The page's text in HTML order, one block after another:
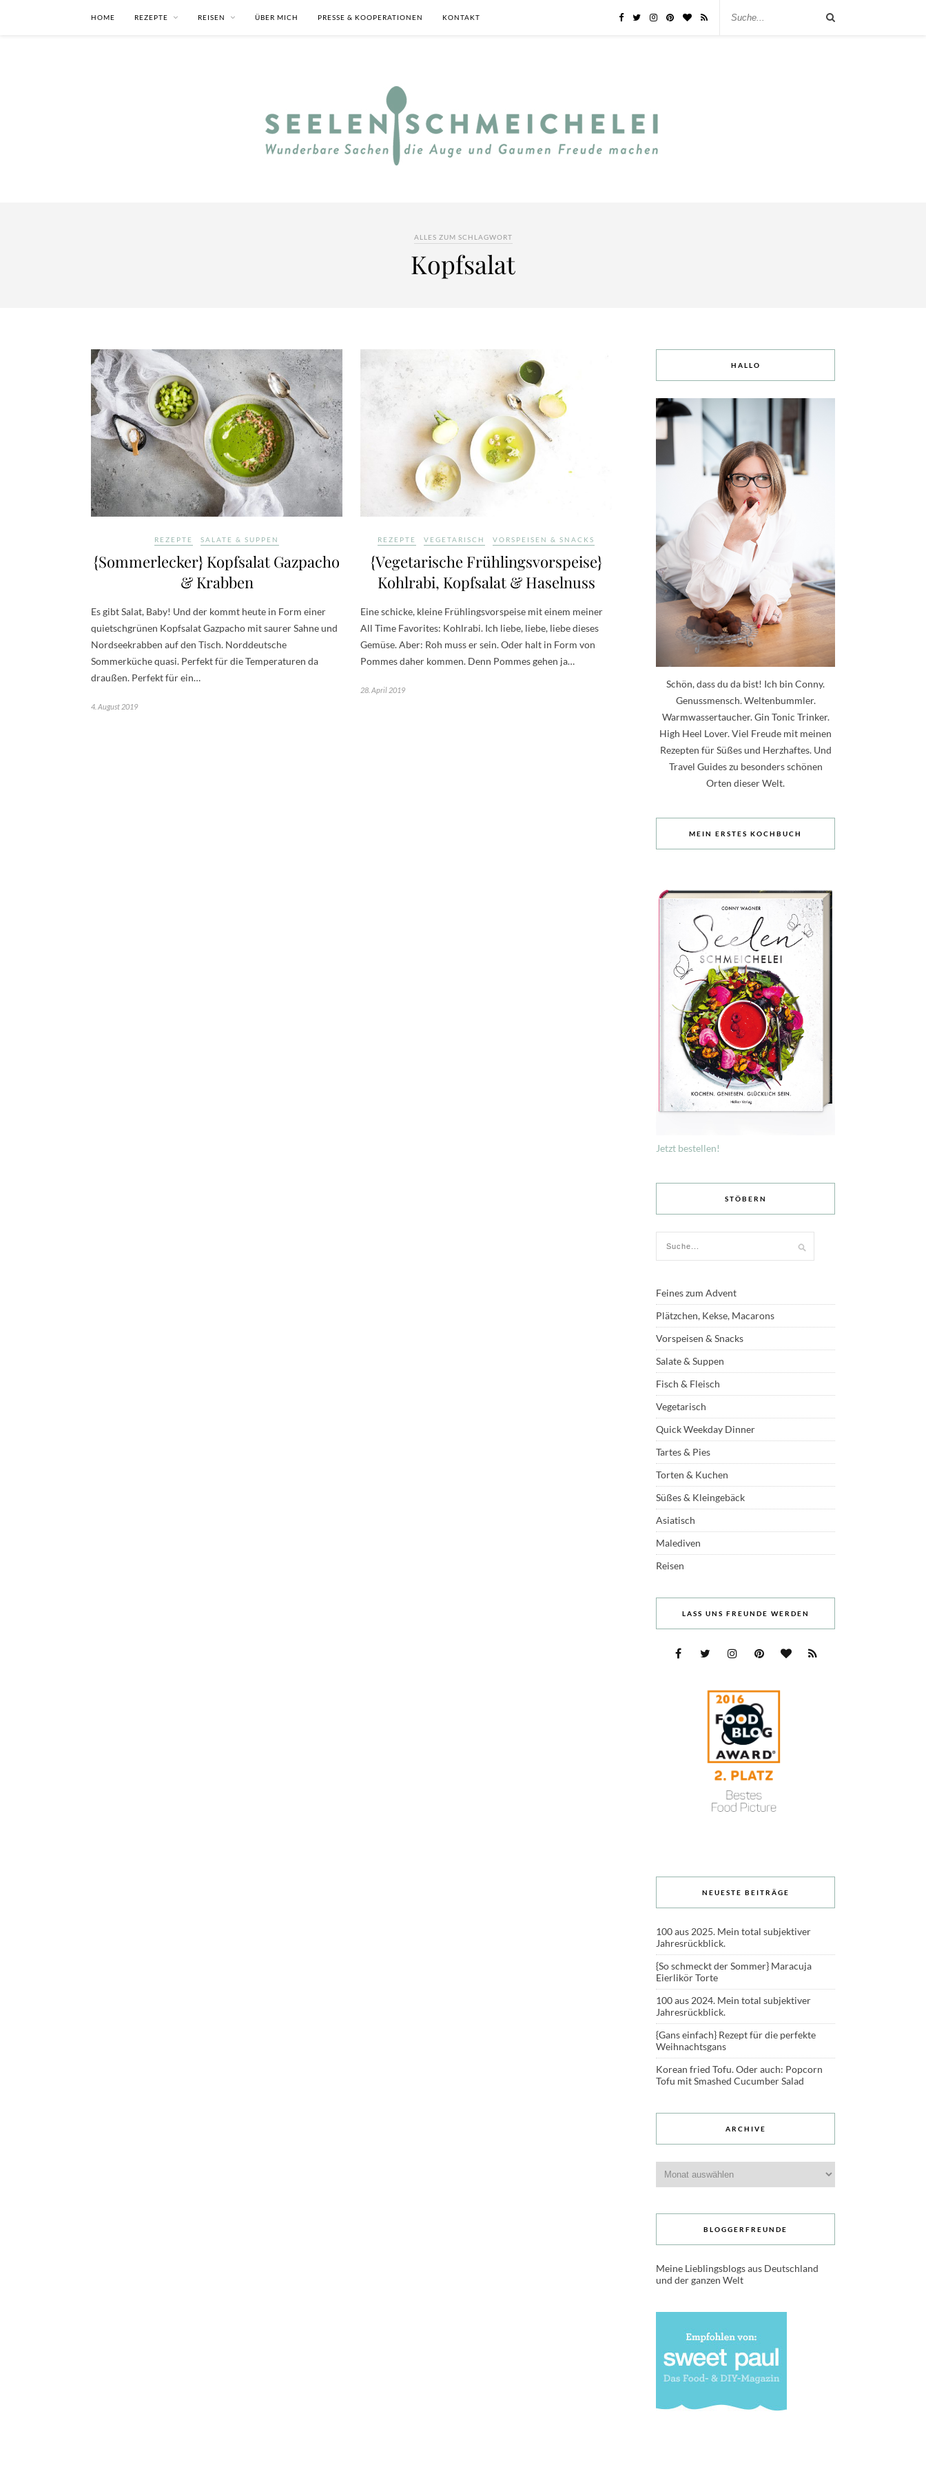
HOME REZEPTE REISEN ÜBER MICH PRESSE & KOOPERATIONEN KONTAKT
ALLES ZUM SCHLAGWORT
Kopfsalat
REZEPTE SALATE & SUPPEN
{Sommerlecker} Kopfsalat Gazpacho
& Krabben
Es gibt Salat, Baby! Und der kommt heute in Form einer
quietschgrünen Kopfsalat Gazpacho mit saurer Sahne und
Nordseekrabben auf den Tisch. Norddeutsche
Sommerküche quasi. Perfekt für die Temperaturen da
draußen. Perfekt für ein…
4. August 2019
REZEPTE VEGETARISCH VORSPEISEN & SNACKS
{Vegetarische Frühlingsvorspeise}
Kohlrabi, Kopfsalat & Haselnuss
Eine schicke, kleine Frühlingsvorspeise mit einem meiner
All Time Favorites: Kohlrabi. Ich liebe, liebe, liebe dieses
Gemüse. Aber: Roh muss er sein. Oder halt in Form von
Pommes daher kommen. Denn Pommes gehen ja…
28. April 2019
HALLO
Schön, dass du da bist! Ich bin Conny.
Genussmensch. Weltenbummler.
Warmwassertaucher. Gin Tonic Trinker.
High Heel Lover. Viel Freude mit meinen
Rezepten für Süßes und Herzhaftes. Und
Travel Guides zu besonders schönen
Orten dieser Welt.
MEIN ERSTES KOCHBUCH
Jetzt bestellen!
STÖBERN
Feines zum Advent
Plätzchen, Kekse, Macarons
Vorspeisen & Snacks
Salate & Suppen
Fisch & Fleisch
Vegetarisch
Quick Weekday Dinner
Tartes & Pies
Torten & Kuchen
Süßes & Kleingebäck
Asiatisch
Malediven
Reisen
LASS UNS FREUNDE WERDEN
NEUESTE BEITRÄGE
100 aus 2025. Mein total subjektiver
Jahresrückblick.
{So schmeckt der Sommer} Maracuja
Eierlikör Torte
100 aus 2024. Mein total subjektiver
Jahresrückblick.
{Gans einfach} Rezept für die perfekte
Weihnachtsgans
Korean fried Tofu. Oder auch: Popcorn
Tofu mit Smashed Cucumber Salad
ARCHIVE
BLOGGERFREUNDE
Meine Lieblingsblogs aus Deutschland
und der ganzen Welt